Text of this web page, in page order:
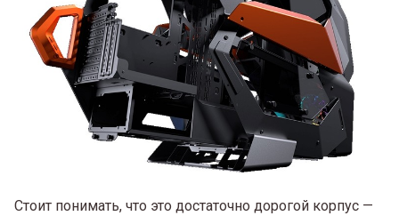
Стоит понимать, что это достаточно дорогой корпус —